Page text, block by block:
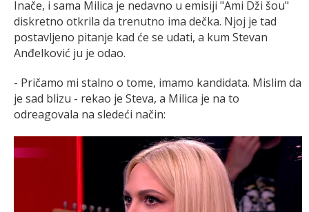
Inače, i sama Milica je nedavno u emisiji "Ami Dži šou"
diskretno otkrila da trenutno ima dečka. Njoj je tad
postavljeno pitanje kad će se udati, a kum Stevan
Anđelković ju je odao.
- Pričamo mi stalno o tome, imamo kandidata. Mislim da
je sad blizu - rekao je Steva, a Milica je na to
odreagovala na sledeći način: